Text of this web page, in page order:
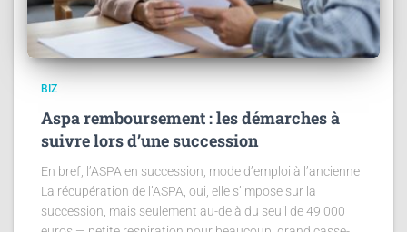
BIZ
Aspa remboursement : les démarches à
suivre lors d’une succession
En bref, l’ASPA en succession, mode d’emploi à l’ancienne
La récupération de l’ASPA, oui, elle s’impose sur la
succession, mais seulement au-delà du seuil de 49 000